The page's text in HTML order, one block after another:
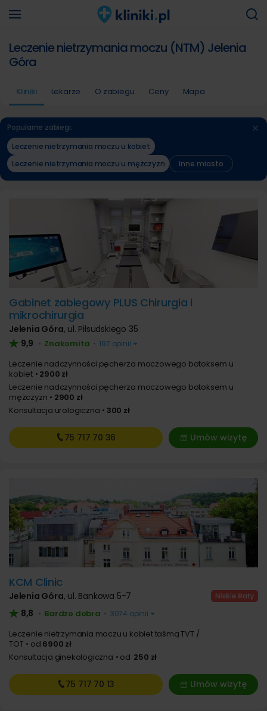
Leczenie nietrzymania moczu (NTM) Jelenia
Góra
Kliniki Lekarze O zabiegu Ceny Mapa
Popularne zabiegi:
Leczenie nietrzymania moczu u kobiet
Leczenie nietrzymania moczu u mężczyzn
Inne miasto
Gabinet zabiegowy PLUS Chirurgia i
mikrochirurgia
Jelenia Góra, ul. Piłsudskiego 35
9,9 • Znakomita • 197 opinii
Leczenie nadczynności pęcherza moczowego botoksem u
kobiet
2900 zł
Leczenie nadczynności pęcherza moczowego botoksem u
mężczyzn
2900 zł
Konsultacja urologiczna
300 zł
Umów wizytę
75 717 70 36
KCM Clinic
Jelenia Góra, ul. Bankowa 5-7
8,8 • Bardzo dobra • 3074 opinii
Leczenie nietrzymania moczu u kobiet taśmą TVT /
TOT
od 6900 zł
Konsultacja ginekologiczna
od 250 zł
Umów wizytę
75 717 70 13